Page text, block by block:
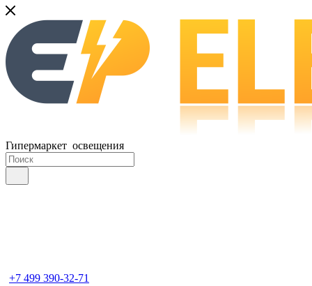
Гипермаркет освещения
+7 499 390-32-71